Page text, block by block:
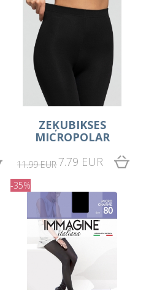
ZEĶUBIKSES
MICROPOLAR
11.99 EUR7.79 EUR
-35%